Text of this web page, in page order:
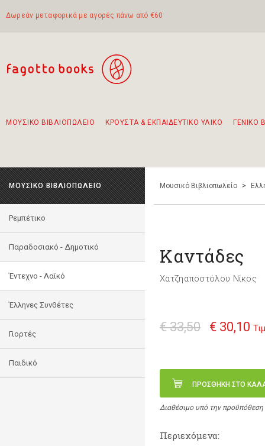
Δωρεάν μεταφορικά με αγορές πάνω από €60
ΜΟΥΣΙΚΟ ΒΙΒΛΙΟΠΩΛΕΙΟ ΚΡΟΥΣΤΑ & ΕΚΠΑΙΔΕΥΤΙΚΟ ΥΛΙΚΟ ΓΕΝΙΚΟ
ΜΟΥΣΙΚΟ ΒΙΒΛΙΟΠΩΛΕΙΟ
Ρεμπέτικο
Παραδοσιακό - Δημοτικό
Έντεχνο - Λαϊκό
Έλληνες Συνθέτες
Γιορτές
Παιδικό
Μουσικό Βιβλιοπωλείο >
Καντάδες
Χατζηαποστόλου Νίκος
€ 33,50 € 30,10
ΠΡΟΣΘΗΚΗ ΣΤΟ
Διαθέσιμο υπό την
Περιεχόμενα: